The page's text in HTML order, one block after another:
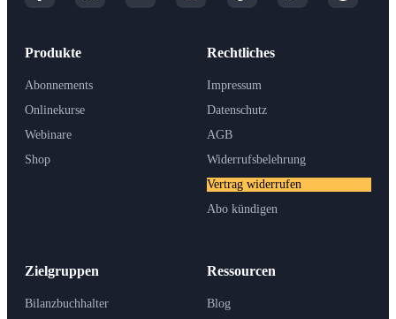
Produkte
Abonnements
Onlinekurse
Webinare
Shop
Zielgruppen
Bilanzbuchhalter
Ressourcen
Blog
Rechtliches
Impressum
Datenschutz
AGB
Widerrufsbelehrung
Vertrag widerrufen
Abo kündigen